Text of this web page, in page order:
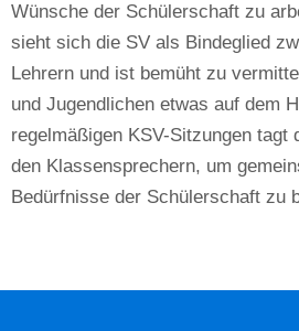
Wünsche der Schülerschaft zu
sieht sich die SV als Bindeglied
Lehrern und ist bemüht zu
und Jugendlichen etwas auf dem
regelmäßigen KSV-Sitzungen tagt
den Klassensprechern, um
Bedürfnisse der Schülerschaft zu